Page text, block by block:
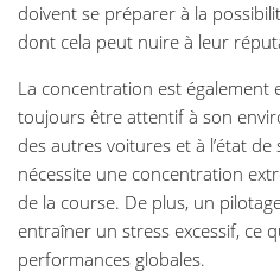
doivent se préparer à la
dont cela peut nuire à leur
La concentration est également
toujours être attentif à son
des autres voitures et à l’état
nécessite une concentration
de la course. De plus, un
entraîner un stress excessif, ce
performances globales.